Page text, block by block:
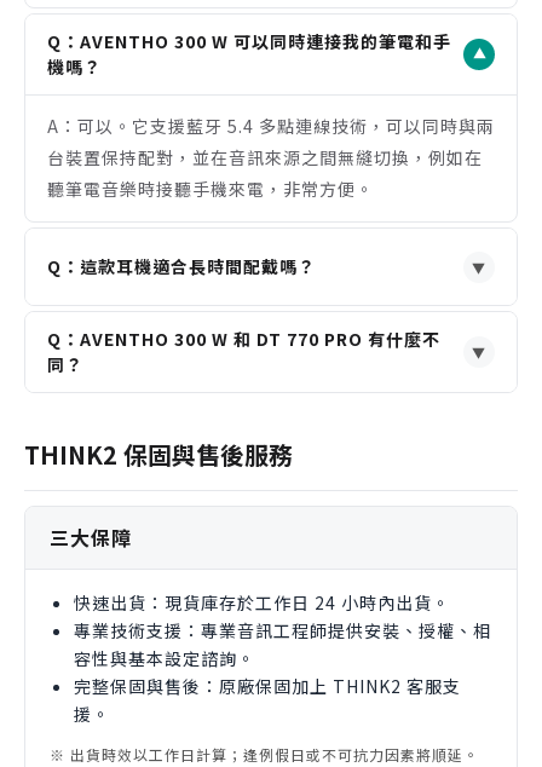
非折疊式設計，收納時佔用體積相對較大。
完整功能如 EQ 調整需透過 Beyerdynamic 手機
App 設定。
定位於高階市場，價格相對較高。
Q：AVENTHO 300 W 可以同時連接我的筆電和手
機嗎？
▼
A：可以。它支援藍牙 5.4 多點連線技術，可以同時與兩
台裝置保持配對，並在音訊來源之間無縫切換，例如在
聽筆電音樂時接聽手機來電，非常方便。
Q：這款耳機適合長時間配戴嗎？ ▼
括柔軟的記憶海綿頭帶和貼合耳朵的耳罩，能有效分散
Q：AVENTHO 300 W 和 DT 770 PRO 有什麼不
同？
▼
聆聽設計的無線耳機，具備主動降噪和空間音訊等智慧
功能；而 DT 770 PRO 則是經典的有線錄音室監聽耳
機，兩者用途不同。
THINK2 保固與售後服務
三大保障
快速出貨：現貨庫存於工作日 24 小時內出貨。
專業技術支援：專業音訊工程師提供安裝、授權、相
容性與基本設定諮詢。
完整保固與售後：原廠保固加上 THINK2 客服支
援。
※ 出貨時效以工作日計算；逢例假日或不可抗力因素將順延。